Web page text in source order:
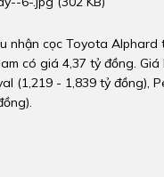
nhận cọc Toyota
có giá 4,37 tỷ đồng.
(1,219 - 1,839 tỷ đồng),